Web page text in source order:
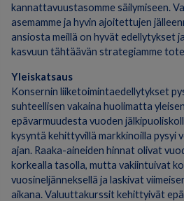
kannattavuustasomme säilymiseen.
asemamme ja hyvin ajoitettujen
ansiosta meillä on hyvät edellytykset
kasvuun tähtäävän strategiamme
Yleiskatsaus
Konsernin liiketoimintaedellytykset
suhteellisen vakaina huolimatta
epävarmuudesta vuoden
kysyntä kehittyvillä markkinoilla pysyi
ajan. Raaka-aineiden hinnat olivat
korkealla tasolla, mutta vakiintuivat
vuosineljänneksellä ja laskivat
aikana. Valuuttakurssit kehittyivät